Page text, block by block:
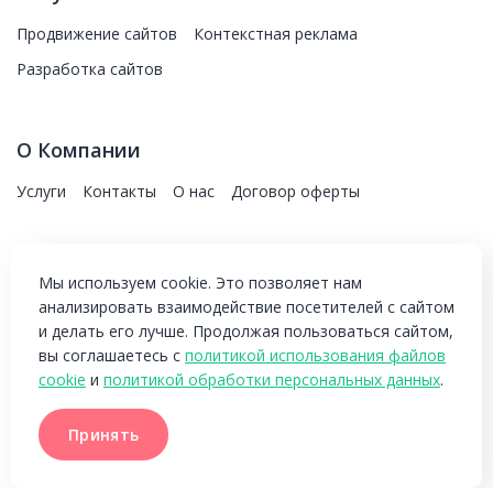
Продвижение сайтов
Контекстная реклама
Разработка сайтов
О Компании
Услуги Контакты О нас Договор оферты
Контакты
+7(993)5707050
Copyright © 2018—2023, NGPromo. Информация о ценах и
услугах не являеться публичной офертой.
конфиденциальности
Мы используем cookie. Это позволяет нам
анализировать взаимодействие посетителей с сайтом
и делать его лучше. Продолжая пользоваться сайтом,
вы соглашаетесь с политикой использования файлов
cookie и политикой обработки персональных данных.
Принять
Принять